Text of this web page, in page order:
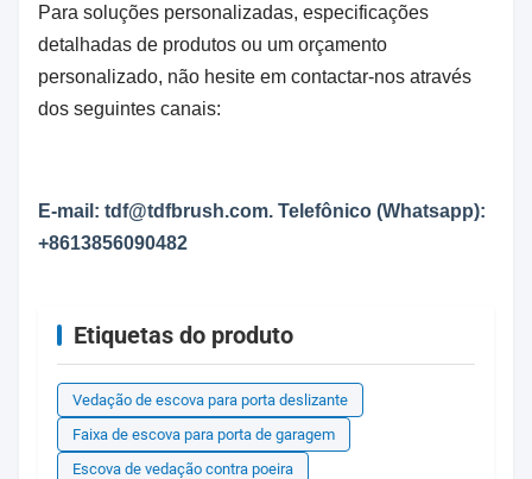
Para soluções personalizadas, especificações
detalhadas de produtos ou um orçamento
personalizado, não hesite em contactar-nos através
dos seguintes canais:
E-mail: tdf@tdfbrush.com. Telefônico (Whatsapp):
+8613856090482
Etiquetas do produto
Vedação de escova para porta deslizante
Faixa de escova para porta de garagem
Escova de vedação contra poeira